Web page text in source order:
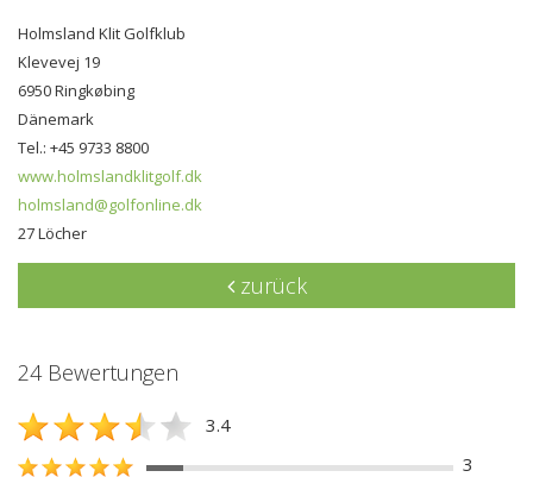
Holmsland Klit Golfklub
Klevevej 19
6950 Ringkøbing
Dänemark
Tel.: +45 9733 8800
www.holmslandklitgolf.dk
holmsland@golfonline.dk
27 Löcher
zurück
24 Bewertungen
3.4
3